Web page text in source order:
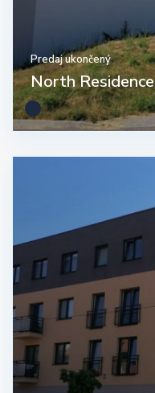
Predaj ukončený
North Residence